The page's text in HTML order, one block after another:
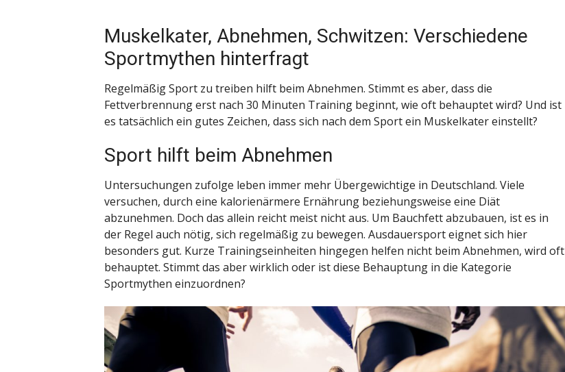
Muskelkater, Abnehmen, Schwitzen: Verschiedene
Sportmythen hinterfragt
Regelmäßig Sport zu treiben hilft beim Abnehmen. Stimmt es aber, dass die
Fettverbrennung erst nach 30 Minuten Training beginnt, wie oft behauptet wird? Und ist
es tatsächlich ein gutes Zeichen, dass sich nach dem Sport ein Muskelkater einstellt?
Sport hilft beim Abnehmen
Untersuchungen zufolge leben immer mehr Übergewichtige in Deutschland. Viele
versuchen, durch eine kalorienärmere Ernährung beziehungsweise eine Diät
abzunehmen. Doch das allein reicht meist nicht aus. Um Bauchfett abzubauen, ist es in
der Regel auch nötig, sich regelmäßig zu bewegen. Ausdauersport eignet sich hier
besonders gut. Kurze Trainingseinheiten hingegen helfen nicht beim Abnehmen, wird oft
behauptet. Stimmt das aber wirklich oder ist diese Behauptung in die Kategorie
Sportmythen einzuordnen?